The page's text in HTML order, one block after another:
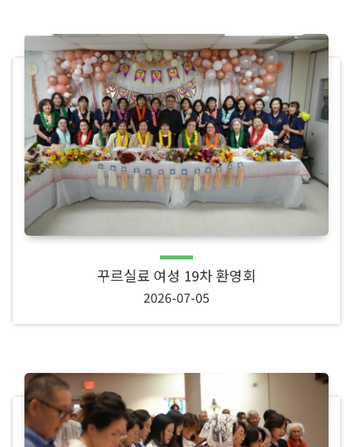
꾸르실료 여성 19차 환영회
2026-07-05